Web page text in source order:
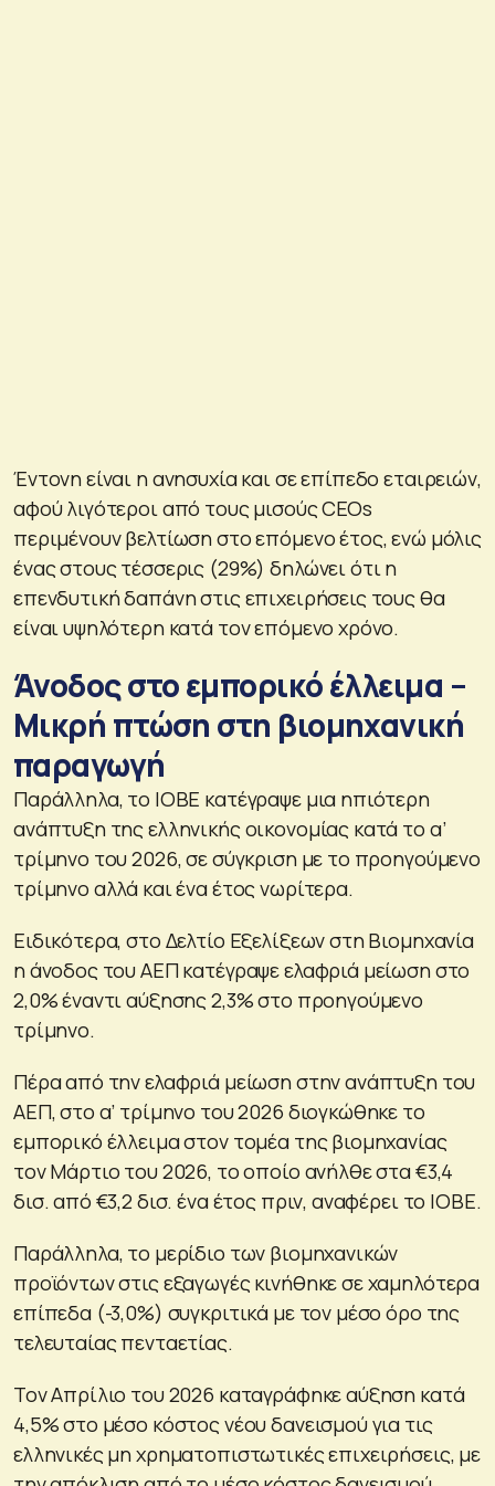
Έντονη είναι η ανησυχία και σε επίπεδο εταιρειών,
αφού λιγότεροι από τους μισούς CEOs
περιμένουν βελτίωση στο επόμενο έτος, ενώ μόλις
ένας στους τέσσερις (29%) δηλώνει ότι η
επενδυτική δαπάνη στις επιχειρήσεις τους θα
είναι υψηλότερη κατά τον επόμενο χρόνο.
Άνοδος στο εμπορικό έλλειμα –
Μικρή πτώση στη βιομηχανική
παραγωγή
Παράλληλα, το ΙΟΒΕ κατέγραψε μια ηπιότερη
ανάπτυξη της ελληνικής οικονομίας κατά το α’
τρίμηνο του 2026, σε σύγκριση με το προηγούμενο
τρίμηνο αλλά και ένα έτος νωρίτερα.
Ειδικότερα, στο Δελτίο Εξελίξεων στη Βιομηχανία
η άνοδος του ΑΕΠ κατέγραψε ελαφριά μείωση στο
2,0% έναντι αύξησης 2,3% στο προηγούμενο
τρίμηνο.
Πέρα από την ελαφριά μείωση στην ανάπτυξη του
ΑΕΠ, στο α’ τρίμηνο του 2026 διογκώθηκε το
εμπορικό έλλειμα στον τομέα της βιομηχανίας
τον Μάρτιο του 2026, το οποίο ανήλθε στα €3,4
δισ. από €3,2 δισ. ένα έτος πριν, αναφέρει το ΙΟΒΕ.
Παράλληλα, το μερίδιο των βιομηχανικών
προϊόντων στις εξαγωγές κινήθηκε σε χαμηλότερα
επίπεδα (-3,0%) συγκριτικά με τον μέσο όρο της
τελευταίας πενταετίας.
Τον Απρίλιο του 2026 καταγράφηκε αύξηση κατά
4,5% στο μέσο κόστος νέου δανεισμού για τις
ελληνικές μη χρηματοπιστωτικές επιχειρήσεις, με